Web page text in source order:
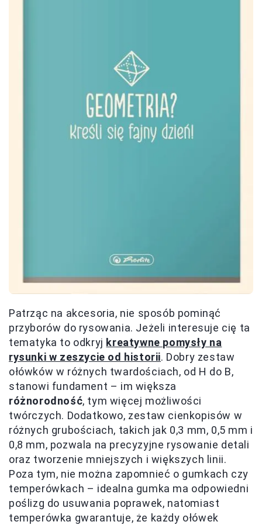
Patrząc na akcesoria, nie sposób pominąć
przyborów do rysowania. Jeżeli interesuje cię ta
tematyka to odkryj kreatywne pomysły na
rysunki w zeszycie od historii. Dobry zestaw
ołówków w różnych twardościach, od H do B,
stanowi fundament – im większa
różnorodność, tym więcej możliwości
twórczych. Dodatkowo, zestaw cienkopisów w
różnych grubościach, takich jak 0,3 mm, 0,5 mm i
0,8 mm, pozwala na precyzyjne rysowanie detali
oraz tworzenie mniejszych i większych linii.
Poza tym, nie można zapomnieć o gumkach czy
temperówkach – idealna gumka ma odpowiedni
poślizg do usuwania poprawek, natomiast
temperówka gwarantuje, że każdy ołówek